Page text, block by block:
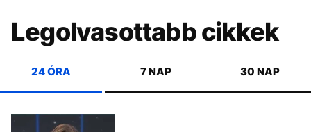
Legolvasottabb cikkek
24 ÓRA 7 NAP 30 NAP